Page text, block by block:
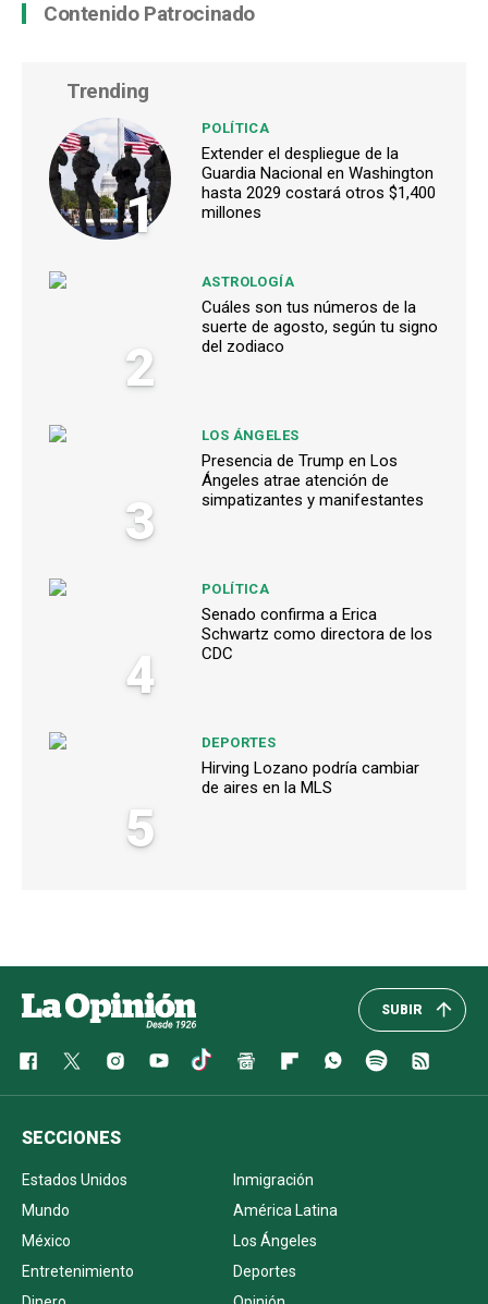
Contenido Patrocinado
Trending
1
POLÍTICA
Extender el despliegue de la
Guardia Nacional en Washington
hasta 2029 costará otros $1,400
millones
2
ASTROLOGÍA
Cuáles son tus números de la
suerte de agosto, según tu signo
del zodiaco
3
LOS ÁNGELES
Presencia de Trump en Los
Ángeles atrae atención de
simpatizantes y manifestantes
4
POLÍTICA
Senado confirma a Erica
Schwartz como directora de los
CDC
5
DEPORTES
Hirving Lozano podría cambiar
de aires en la MLS
SUBIR
SECCIONES
Estados Unidos
Inmigración
Mundo
América Latina
México
Los Ángeles
Entretenimiento
Deportes